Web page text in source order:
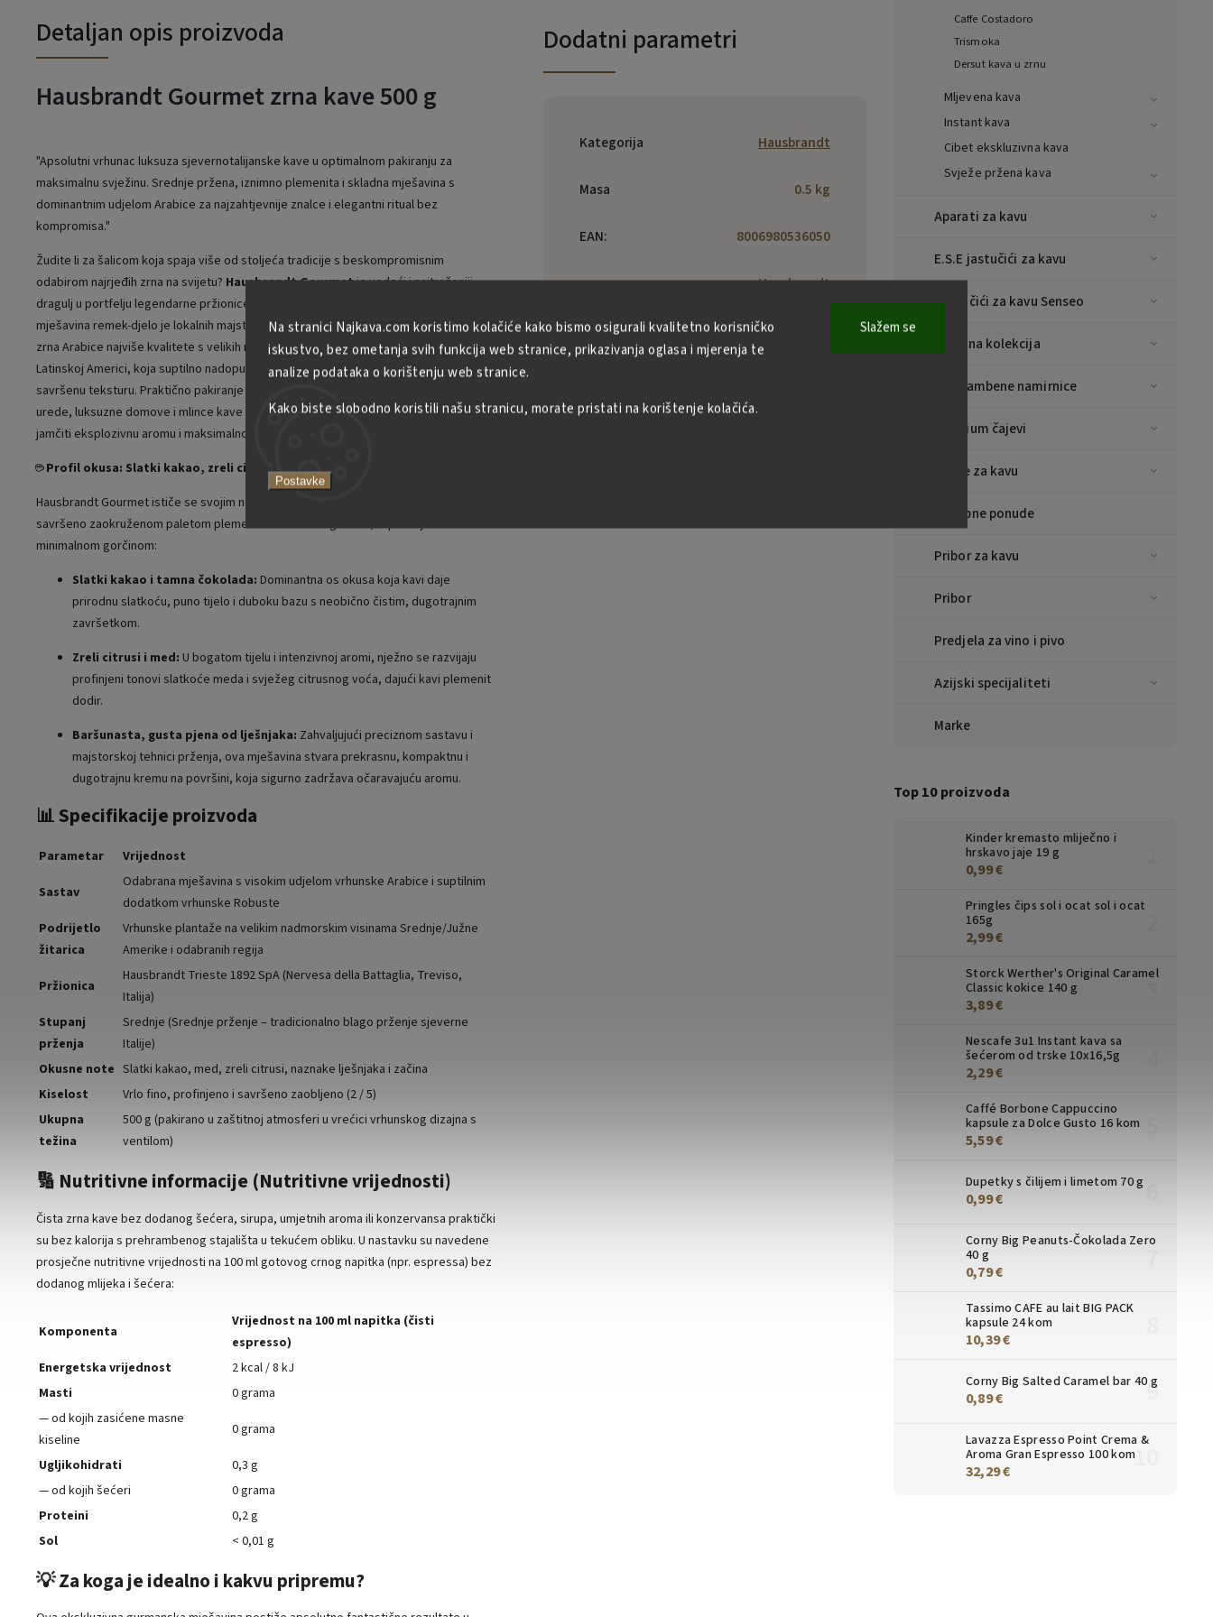
Na stranici Najkava.com koristimo kolačiće kako bismo osigurali kvalitetno korisničko
iskustvo, bez ometanja svih funkcija web stranice, prikazivanja oglasa i mjerenja te
analize podataka o korištenju web stranice.
Kako biste slobodno koristili našu stranicu, morate pristati na korištenje kolačića.
Postavke
Slažem se
Caffe Costadoro
Trismoka
Dersut kava u zrnu
Mljevena kava
Instant kava
Cibet ekskluzivna kava
Svježe pržena kava
Aparati za kavu
E.S.E jastučići za kavu
Jastučići za kavu Senseo
Božićna kolekcija
Prehrambene namirnice
Premium čajevi
Šalice za kavu
Posebne ponude
Pribor za kavu
Pribor
Predjela za vino i pivo
Azijski specijaliteti
Marke
Top 10 proizvoda
Kinder kremasto mliječno i
hrskavo jaje 19 g
0,99 €
Pringles čips sol i ocat sol i ocat
165g
2,99 €
Storck Werther's Original Caramel
Classic kokice 140 g
3,89 €
Nescafe 3u1 Instant kava sa
šećerom od trske 10x16,5g
2,29 €
Caffé Borbone Cappuccino
kapsule za Dolce Gusto 16 kom
5,59 €
Dupetky s čilijem i limetom 70 g
0,99 €
Corny Big Peanuts-Čokolada Zero
40 g
0,79 €
Tassimo CAFE au lait BIG PACK
kapsule 24 kom
10,39 €
Corny Big Salted Caramel bar 40 g
0,89 €
Lavazza Espresso Point Crema &
Aroma Gran Espresso 100 kom
32,29 €
Detaljan opis proizvoda
Hausbrandt Gourmet zrna kave 500 g
"Apsolutni vrhunac luksuza sjevernotalijanske kave u optimalnom pakiranju za
maksimalnu svježinu. Srednje pržena, iznimno plemenita i skladna mješavina s
dominantnim udjelom Arabice za najzahtjevnije znalce i elegantni ritual bez
kompromisa."
Žudite li za šalicom koja spaja više od stoljeća tradicije s beskompromisnim
odabirom najrjeđih zrna na svijetu? Hausbrandt Gourmetje vodeći i najtraženiji
dragulj u portfelju legendarne pržionice iz Trsta (osnovane 1892.). Ova ekskluzivna
mješavina remek-djelo je lokalnih majstora pržionica. Sastoji se od pažljivo odabranih
zrna Arabice najviše kvalitete s velikih nadmorskih visina s poznatih plantaža u
Latinskoj Americi, koja suptilno nadopunjuje kapljica najfinije azijske Robuste za
savršenu teksturu. Praktično pakiranje od 500 g idealan je izbor za manje premium
urede, luksuzne domove i mlince kave koji preferiraju brži promet zaliha, što će
jamčiti eksplozivnu aromu i maksimalno stanje zrna svaki put kada se otvore.
☕ Profil okusa: Slatki kakao, zreli citrusi i suptilna nota rijetkog začina
Hausbrandt Gourmet ističe se svojim neobično baršunastim, glatkim karakterom i
savršeno zaokruženom paletom plemenitih tonova s ​​ugodnim, toplim tijelom i
minimalnom gorčinom:
Slatki kakao i tamna čokolada: Dominantna os okusa koja kavi daje
prirodnu slatkoću, puno tijelo i duboku bazu s neobično čistim, dugotrajnim
završetkom.
Zreli citrusi i med: U bogatom tijelu i intenzivnoj aromi, nježno se razvijaju
profinjeni tonovi slatkoće meda i svježeg citrusnog voća, dajući kavi plemenit
dodir.
Baršunasta, gusta pjena od lješnjaka: Zahvaljujući preciznom sastavu i
majstorskoj tehnici prženja, ova mješavina stvara prekrasnu, kompaktnu i
dugotrajnu kremu na površini, koja sigurno zadržava očaravajuću aromu.
📊 Specifikacije proizvoda
Parametar
Vrijednost
Sastav
Odabrana mješavina s visokim udjelom vrhunske Arabice i suptilnim
dodatkom vrhunske Robuste
Podrijetlo
žitarica
Vrhunske plantaže na velikim nadmorskim visinama Srednje/Južne
Amerike i odabranih regija
Pržionica
Hausbrandt Trieste 1892 SpA (Nervesa della Battaglia, Treviso,
Italija)
Stupanj
prženja
Srednje (Srednje prženje – tradicionalno blago prženje sjeverne
Italije)
Okusne note Slatki kakao, med, zreli citrusi, naznake lješnjaka i začina
Kiselost
Vrlo fino, profinjeno i savršeno zaobljeno (2 / 5)
Ukupna
težina
500 g (pakirano u zaštitnoj atmosferi u vrećici vrhunskog dizajna s
ventilom)
🔢 Nutritivne informacije (Nutritivne vrijednosti)
Čista zrna kave bez dodanog šećera, sirupa, umjetnih aroma ili konzervansa praktički
su bez kalorija s prehrambenog stajališta u tekućem obliku. U nastavku su navedene
prosječne nutritivne vrijednosti na 100 ml gotovog crnog napitka (npr. espressa) bez
dodanog mlijeka i šećera:
Komponenta
Vrijednost na 100 ml napitka (čisti
espresso)
Energetska vrijednost
2 kcal / 8 kJ
Masti
0 grama
— od kojih zasićene masne
kiseline
0 grama
Ugljikohidrati
0,3 g
— od kojih šećeri
0 grama
Proteini
0,2 g
Sol
< 0,01 g
💡 Za koga je idealno i kakvu pripremu?
Dodatni parametri
Kategorija Hausbrandt
Masa 0.5 kg
EAN: 8006980536050
Proizvođač :
Hausbrandt
S.p.A., Via
Foscarini, 52,